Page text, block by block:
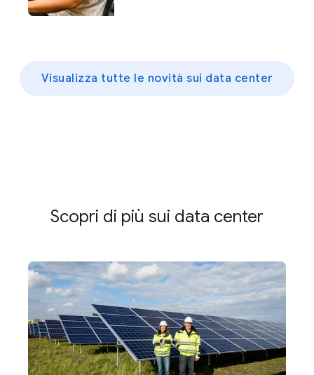
Visualizza tutte le novità sui data center
Scopri di più sui data center